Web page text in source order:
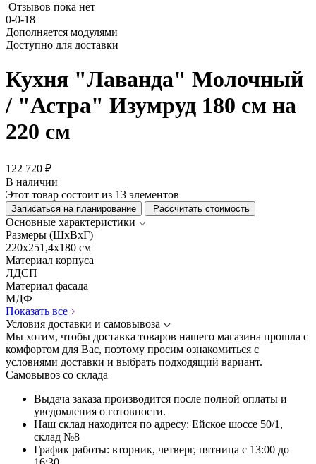
Отзывов пока нет
0-0-18
Дополняется модулями
Доступно для доставки
Кухня "Лаванда" Молочный
/ "Астра" Изумруд 180 см на
220 см
122 720 ₽
В наличии
Этот товар состоит из 13 элементов
Записаться на планирование Рассчитать стоимость
Основные характеристики
Размеры (ШхВхГ)
220x251,4x180 см
Материал корпуса
ЛДСП
Материал фасада
МДФ
Показать все
Условия доставки и самовывоза
Мы хотим, чтобы доставка товаров нашего магазина прошла с
комфортом для Вас, поэтому просим ознакомиться с
условиями доставки и выбрать подходящий вариант.
Самовывоз со склада
Выдача заказа производится после полной оплаты и
уведомления о готовности.
Наш склад находится по адресу: Ейское шоссе 50/1,
склад №8
График работы: вторник, четверг, пятница с 13:00 до